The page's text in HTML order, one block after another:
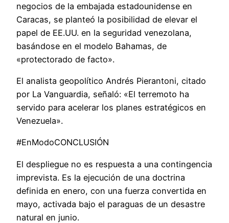
negocios de la embajada estadounidense en
Caracas, se planteó la posibilidad de elevar el
papel de EE.UU. en la seguridad venezolana,
basándose en el modelo Bahamas, de
«protectorado de facto».
El analista geopolítico Andrés Pierantoni, citado
por La Vanguardia, señaló: «El terremoto ha
servido para acelerar los planes estratégicos en
Venezuela».
#EnModoCONCLUSIÓN
El despliegue no es respuesta a una contingencia
imprevista. Es la ejecución de una doctrina
definida en enero, con una fuerza convertida en
mayo, activada bajo el paraguas de un desastre
natural en junio.